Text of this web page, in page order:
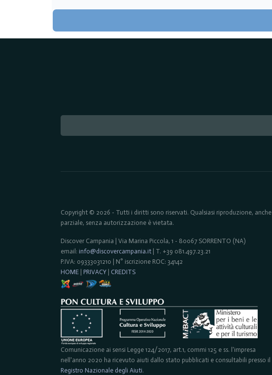
Copyright © 2026 - Tutti i diritti sono riservati. Qualsiasi riproduzione, anche
parziale, senza autorizzazione è vietata.
Discover Campania | Via Marina Piccola, 1 - 80067 SORRENTO (NA)
email: info@discovercampania.it | T. +39 081.497.23.21
P.IVA: 09333031210 | N° iscrizione ROC: 34142
HOME
PRIVACY CREDITS
Comunicazione ai sensi Legge 124/2017, art.1, commi 125 e ss. l'impresa
nell'anno 2020 ha ricevuto aiuti dallo stato pubblicati e consultabili presso il
Registro Nazionale degli Aiuti.